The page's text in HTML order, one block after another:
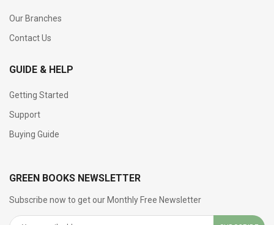
Our Branches
Contact Us
GUIDE & HELP
Getting Started
Support
Buying Guide
GREEN BOOKS NEWSLETTER
Subscribe now to get our Monthly Free Newsletter